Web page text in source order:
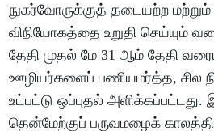
நுகர்வோருக்குத் தடையற்ற
விநியோகத்தை உறுதி செய்யும்
தேதி முதல் மே 31 ஆம் தேதி
ஊழியர்களைப் பணியமர்த்த, சில
உட்பட்டு ஒப்புதல்
தென்மேற்குப் பருவமழைக்